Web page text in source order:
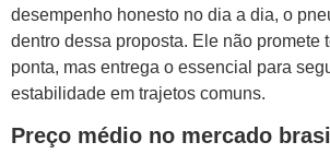
desempenho honesto no dia a dia, o
dentro dessa proposta. Ele não promete
ponta, mas entrega o essencial para
estabilidade em trajetos comuns.
Preço médio no mercado